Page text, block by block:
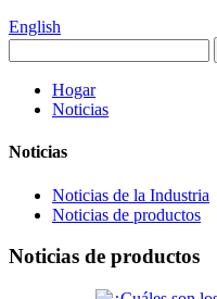
English
Hogar
Noticias
Noticias
Noticias de la Industria
Noticias de productos
Noticias de productos